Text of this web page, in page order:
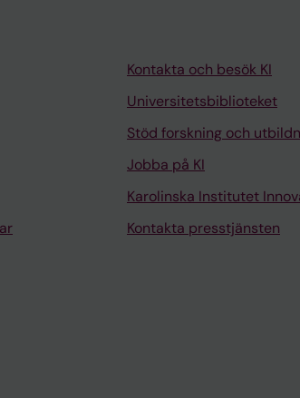
Kontakta och besök KI
Universitetsbiblioteket
Stöd forskning och
Jobba på KI
Karolinska Institutet
Kontakta presstjänsten